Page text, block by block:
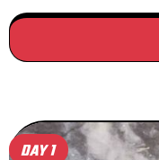
DAY 1